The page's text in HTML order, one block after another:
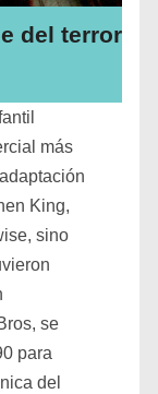
del terror
más
King,
sino
se
para
del